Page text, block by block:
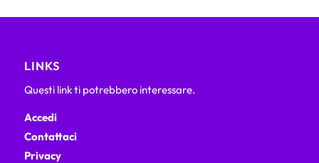
LINKS
Questi link ti potrebbero interessare.
Accedi
Contattaci
Privacy